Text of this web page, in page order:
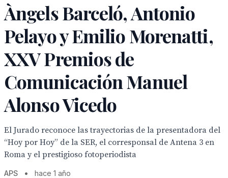
Àngels Barceló, Antonio
Pelayo y Emilio Morenatti,
XXV Premios de
Comunicación Manuel
Alonso Vicedo
El Jurado reconoce las trayectorias de la presentadora del
“Hoy por Hoy” de la SER, el corresponsal de Antena 3 en
Roma y el prestigioso fotoperiodista
APS • hace 1 año